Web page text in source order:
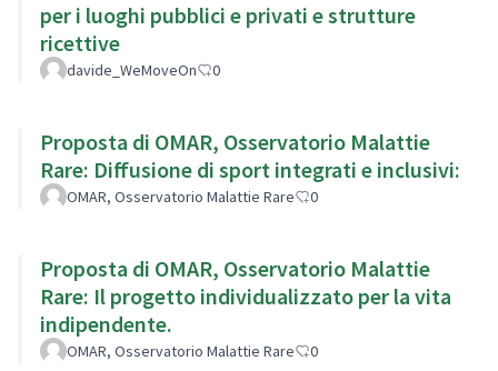
per i luoghi pubblici e privati e strutture
ricettive
davide_WeMoveOn 0
Proposta di OMAR, Osservatorio Malattie
Rare: Diffusione di sport integrati e inclusivi:
OMAR, Osservatorio Malattie Rare 0
Proposta di OMAR, Osservatorio Malattie
Rare: Il progetto individualizzato per la vita
indipendente.
OMAR, Osservatorio Malattie Rare 0